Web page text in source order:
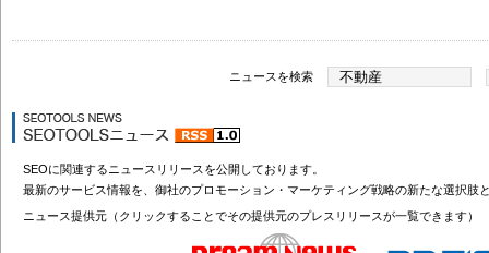
ニュースを検索
SEOに関連するニュースリリースを公開しております。
最新のサービス情報を、御社のプロモーション・マーケティング戦略の新たな選択肢
ニュース提供元（クリックすることでその提供元のプレスリリースが一覧できます）